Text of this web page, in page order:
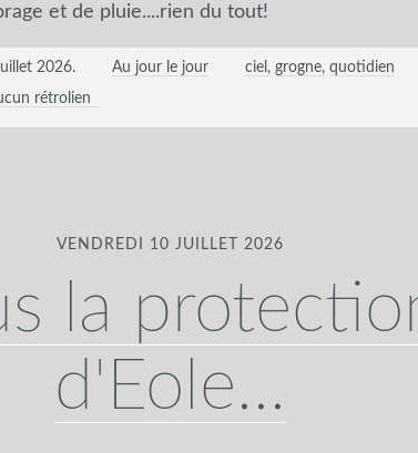
et de pluie....rien du tout!
2026. Au jour le jour ciel grogne quotidien
rétrolien
VENDREDI 10 JUILLET 2026
la
d'Eole...